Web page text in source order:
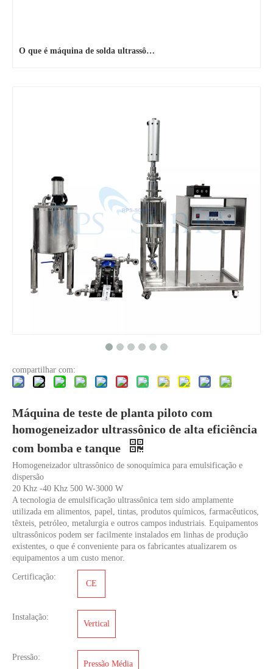
O que é estanhagem ultrassônica? A estanhagem ultrassônica é um
O que é tecnologia de dispersão ultrassônica de pigmentos?
Atualmente, a pesquisa sobre a extração de antioxidantes e
Atualmente, a pesquisa sobre a extração de antioxidantes e
compartilhar com:
Máquina de teste de planta piloto com
homogeneizador ultrassônico de alta eficiência
com bomba e tanque
Homogeneizador ultrassônico de sonoquímica para emulsificação e
dispersão
20 Khz -40 Khz 500 W-3000 W
A tecnologia de emulsificação ultrassônica tem sido amplamente
utilizada em alimentos, papel, tintas, produtos químicos, farmacêuticos,
têxteis, petróleo, metalurgia e outros campos industriais. Equipamentos
ultrassônicos podem ser facilmente instalados em linhas de produção
existentes, o que é conveniente para os fabricantes atualizarem os
equipamentos a um custo menor.
Certificação:
CE
Instalação:
Vertical
Pressão:
Pressão Média